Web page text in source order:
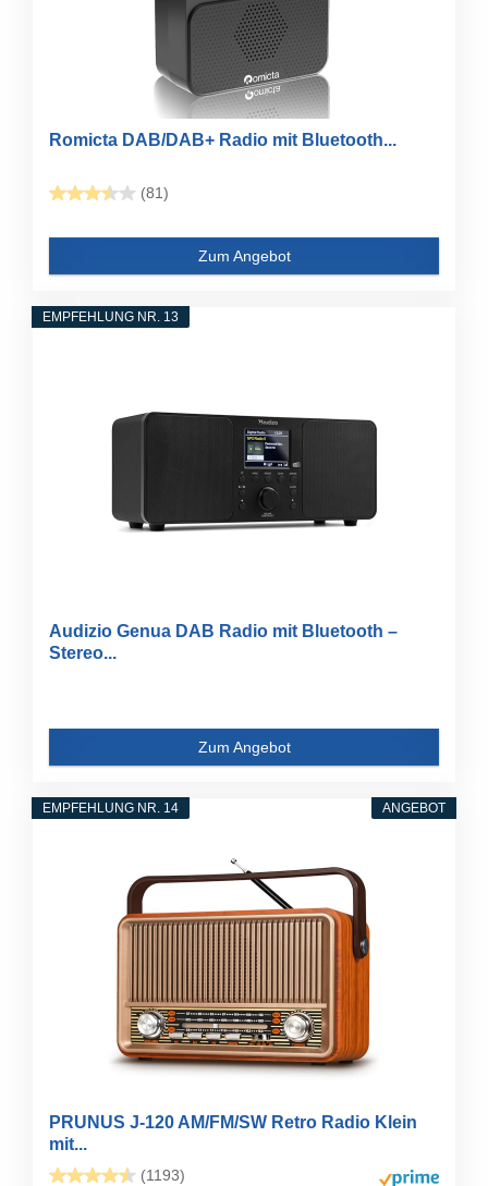
Romicta DAB/DAB+ Radio mit Bluetooth...
(81)
Zum Angebot
EMPFEHLUNG NR. 13
Audizio Genua DAB Radio mit Bluetooth –
Stereo...
Zum Angebot
ANGEBOT
EMPFEHLUNG NR. 14
PRUNUS J-120 AM/FM/SW Retro Radio Klein
mit...
(1193)